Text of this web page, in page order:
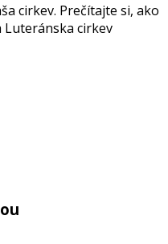
cirkev. Prečítajte si, ako
Luteránska cirkev